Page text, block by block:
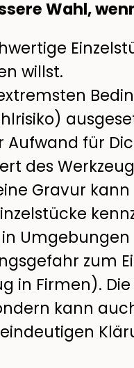
Wahl,
willst.
Aufwand für
des
Gravur
zum
in Firmen).
kann